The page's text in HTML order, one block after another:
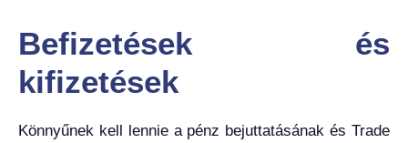
Befizetések és
kifizetések
Könnyűnek kell lennie a pénz bejuttatásának és Trade